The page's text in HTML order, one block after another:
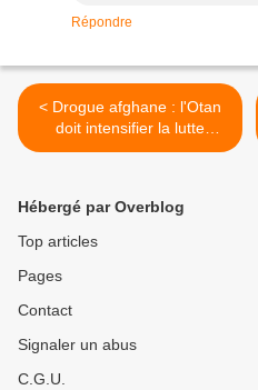
Répondre
< Drogue afghane : l'Otan
doit intensifier la lutte
(Rogozine)
Hébergé par Overblog
Top articles
Pages
Contact
Signaler un abus
C.G.U.